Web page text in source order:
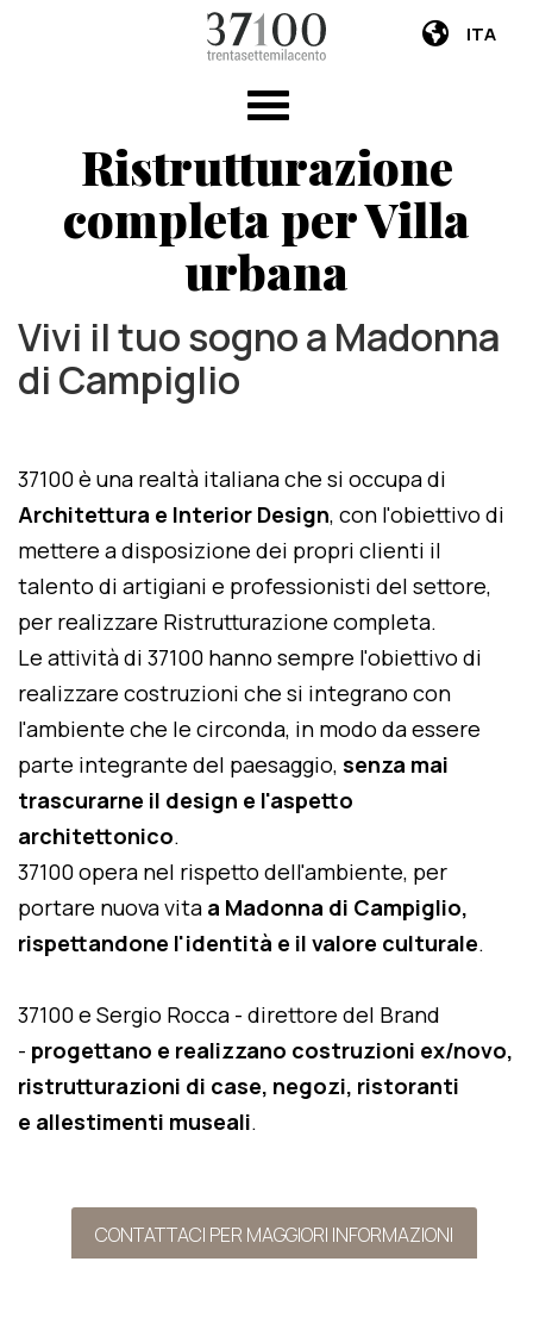
ITA
Ristrutturazione
completa per Villa
urbana
Vivi il tuo sogno a Madonna
di Campiglio
37100 è una realtà italiana che si occupa di
Architettura e Interior Design, con l'obiettivo di
mettere a disposizione dei propri clienti il
talento di artigiani e professionisti del settore,
per realizzare Ristrutturazione completa.
Le attività di 37100 hanno sempre l'obiettivo di
realizzare costruzioni che si integrano con
l'ambiente che le circonda, in modo da essere
parte integrante del paesaggio, senza mai
trascurarne il design e l'aspetto
architettonico.
37100 opera nel rispetto dell'ambiente, per
portare nuova vita a Madonna di Campiglio,
rispettandone l'identità e il valore culturale.
37100 e Sergio Rocca - direttore del Brand
- progettano e realizzano costruzioni ex/novo,
ristrutturazioni di case, negozi, ristoranti
e allestimenti museali.
CONTATTACI PER MAGGIORI INFORMAZIONI